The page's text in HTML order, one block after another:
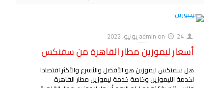
admin on 24 يوليو، 2022
أسعار ليموزين مطار القاهرة من سفنكس
هل سفنكس ليموزين هو الأفضل والأسرع والأكثر اقتصادا
لخدمة الليموزين وخاصة خدمة ليموزين مطار القاهرة